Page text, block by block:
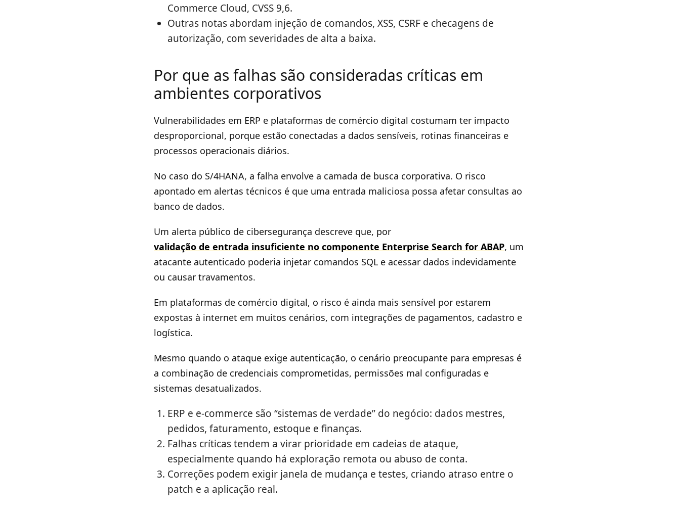
Commerce Cloud, CVSS 9,6.
Outras notas abordam injeção de comandos, XSS, CSRF e checagens de
autorização, com severidades de alta a baixa.
Por que as falhas são consideradas críticas em
ambientes corporativos
Vulnerabilidades em ERP e plataformas de comércio digital costumam ter impacto
desproporcional, porque estão conectadas a dados sensíveis, rotinas financeiras e
processos operacionais diários.
No caso do S/4HANA, a falha envolve a camada de busca corporativa. O risco
apontado em alertas técnicos é que uma entrada maliciosa possa afetar consultas ao
banco de dados.
Um alerta público de cibersegurança descreve que, por
validação de entrada insuficiente no componente Enterprise Search for ABAP, um
atacante autenticado poderia injetar comandos SQL e acessar dados indevidamente
ou causar travamentos.
Em plataformas de comércio digital, o risco é ainda mais sensível por estarem
expostas à internet em muitos cenários, com integrações de pagamentos, cadastro e
logística.
Mesmo quando o ataque exige autenticação, o cenário preocupante para empresas é
a combinação de credenciais comprometidas, permissões mal configuradas e
sistemas desatualizados.
ERP e e-commerce são “sistemas de verdade” do negócio: dados mestres,
pedidos, faturamento, estoque e finanças.
Falhas críticas tendem a virar prioridade em cadeias de ataque,
especialmente quando há exploração remota ou abuso de conta.
Correções podem exigir janela de mudança e testes, criando atraso entre o
patch e a aplicação real.